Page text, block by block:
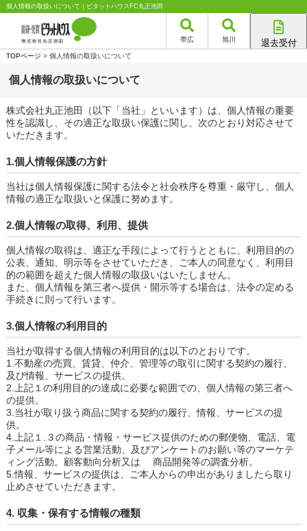
個人情報の取扱いについて｜ピタットハウスFC丸正池田
帯広 旭川 退去受付
TOPページ > 個人情報の取扱いについて
個人情報の取扱いについて
株式会社丸正池田（以下「当社」といいます）は、個人情報の重要
性を認識し、その適正な取扱い保護に関し、次のとおり対応させて
いただきます。
1.個人情報保護の方針
当社は個人情報保護に関する法令と社会秩序を尊重・厳守し、個人
情報の適正な取扱いと保護に努めます。
2.個人情報の取得、利用、提供
個人情報の取得は、適正な手段によって行うとともに、利用目的の
公表、通知、明示等をさせていただき、ご本人の同意なく、利用目
的の範囲を超えた個人情報の取扱いはいたしません。
また、個人情報を第三者へ提供・開示等する場合は、法令の定める
手続きに則って行います。
3.個人情報の利用目的
当社が取得する個人情報の利用目的は以下のとおりです。
1.不動産の売買、賃貸、仲介、管理等の取引に関する契約の履行、
及び情報、サービスの提供。
2.上記１の利用目的の達成に必要な範囲での、個人情報の第三者へ
の提供。
3.当社が取り扱う商品に関する契約の履行、情報、サービスの提
供。
4.上記１.３の商品・情報・サービス提供のための郵便物、電話、電
子メール等による営業活動、及びアンケートのお願い等のマーケテ
ィング活動。顧客動向分析又は 商品開発等の調査分析。
5.情報、サービスの提供は、ご本人からの申出がありましたら取り
止めさせていただきます。
4. 収集・保有する情報の種類